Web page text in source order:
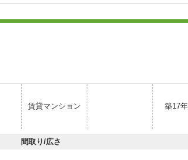
賃貸マンション 築17
間取り/広さ